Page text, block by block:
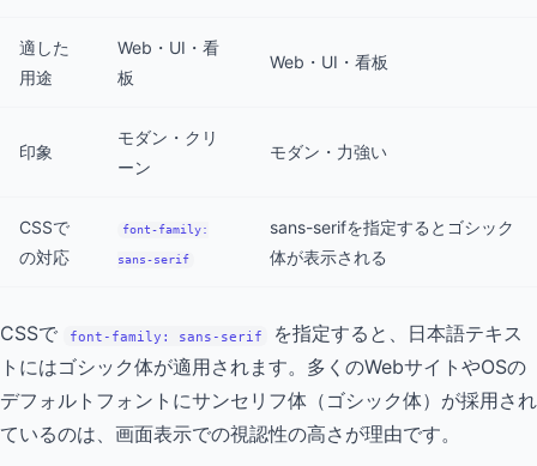
適した
用途
Web・UI・看
板
Web・UI・看板
印象
モダン・クリ
ーン
モダン・力強い
CSSで
の対応
font-family:
sans-serif
sans-serifを指定するとゴシック
体が表示される
CSSで font-family: sans-serif
を指定すると、日本語テキス
トにはゴシック体が適用されます。多くのWebサイトやOSの
デフォルトフォントにサンセリフ体（ゴシック体）が採用され
ているのは、画面表示での視認性の高さが理由です。